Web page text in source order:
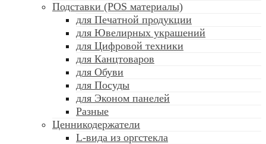
Подставки (POS материалы)
для Печатной продукции
для Ювелирных украшений
для Цифровой техники
для Канцтоваров
для Обуви
для Посуды
для Эконом панелей
Разные
Ценникодержатели
L-вида из оргстекла